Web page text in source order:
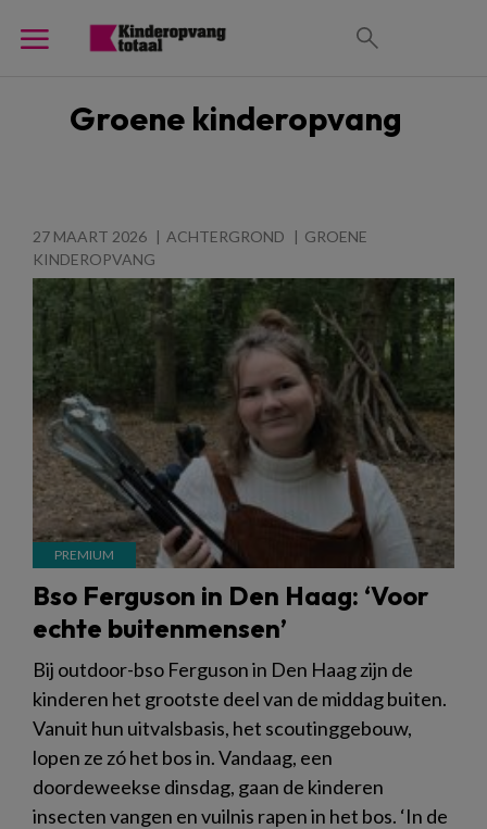
Groene kinderopvang
27 MAART 2026 ACHTERGROND
GROENE
KINDEROPVANG
Bso Ferguson in Den Haag: ‘Voor
echte buitenmensen’
Bij outdoor-bso Ferguson in Den Haag zijn de
kinderen het grootste deel van de middag buiten.
Vanuit hun uitvalsbasis, het scoutinggebouw,
lopen ze zó het bos in. Vandaag, een
doordeweekse dinsdag, gaan de kinderen
insecten vangen en vuilnis rapen in het bos. ‘In de